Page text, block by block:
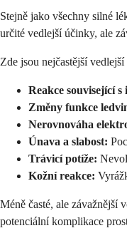
Stejně jako všechny silné
určité vedlejší účinky, ale
Zde jsou nejčastější
Reakce související s
Změny funkce
Nerovnováha
Únava a slabost:
Trávicí potíže:
Kožní reakce:
Méně časté, ale závažnější
potenciální komplikace